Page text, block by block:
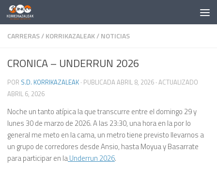
Saltar al contenido
CARRERAS/KORRIKAZALEAK/NOTICIAS
CRONICA – UNDERRUN 2026
POR S.D. KORRIKAZALEAK · PUBLICADAABRIL 8, 2026 · ACTUALIZADO
ABRIL 6, 2026
Noche un tanto atípica la que transcurre entre el domingo 29 y
lunes 30 de marzo de 2026. A las 23:30, una hora en la por lo
general me meto en la cama, un metro tiene previsto llevarnos a
un grupo de corredores desde Ansio, hasta Moyua y Basarrate
para participar en laUnderrun 2026.